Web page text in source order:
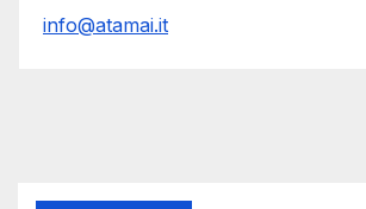
info@atamai.it